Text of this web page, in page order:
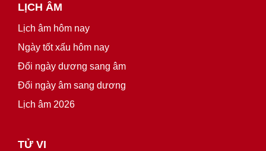
LỊCH ÂM
Lịch âm hôm nay
Ngày tốt xấu hôm nay
Đổi ngày dương sang âm
Đổi ngày âm sang dương
Lịch âm 2026
TỬ VI